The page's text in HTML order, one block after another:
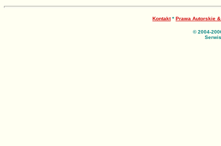
Kontakt* Prawa Autorskie &
© 2004-